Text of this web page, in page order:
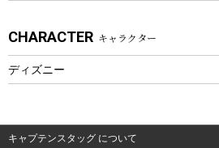
ウェア、タオル
ウェア
CHARACTER キャラクター
ディズニー
キャプテンスタッグ について